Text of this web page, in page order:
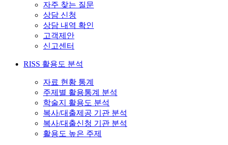
자주 찾는 질문
상담 신청
상담 내역 확인
고객제안
신고센터
RISS 활용도 분석
자료 현황 통계
주제별 활용통계 분석
학술지 활용도 분석
복사/대출제공 기관 분석
복사/대출신청 기관 분석
활용도 높은 주제